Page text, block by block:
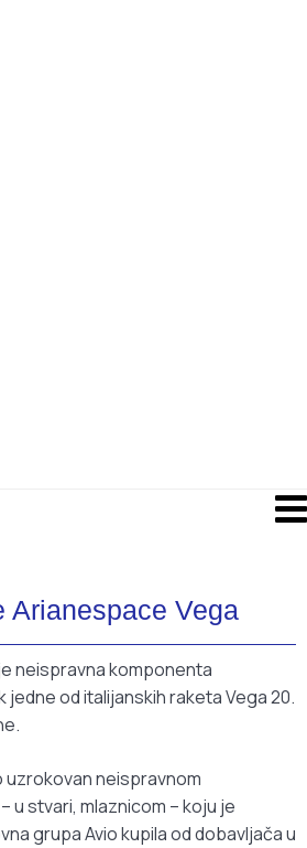
Arianespace Vega
neispravna komponenta
od italijanskih raketa Vega 20.
neispravnom
u stvari, mlaznicom – koju je
grupa Avio kupila od dobavljača u